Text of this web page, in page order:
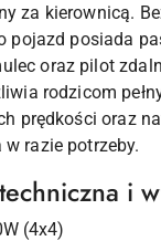
za kierownicą.
pojazd posiada
oraz pilot
rodzicom
prędkości oraz
razie potrzeby.
i
(4x4)